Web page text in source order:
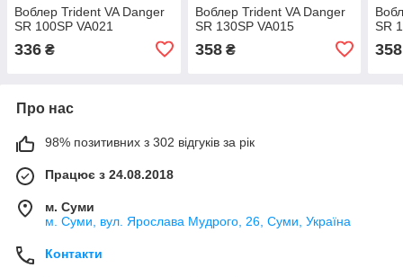
Воблер Trident VA Danger
SR 100SP VA021
336 ₴
Воблер Trident VA Danger
SR 130SP VA015
358₴
SR
358
Про нас
98% позитивних з 302 відгуків за рік
Працює з 24.08.2018
м. Суми
м. Суми, вул. Ярослава Мудрого, 26, Суми, Україна
Контакти